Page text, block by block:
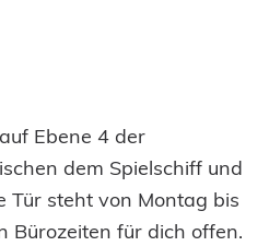
Ebene 4 der
dem Spielschiff und
Tür steht von Montag bis
Bürozeiten für dich offen.